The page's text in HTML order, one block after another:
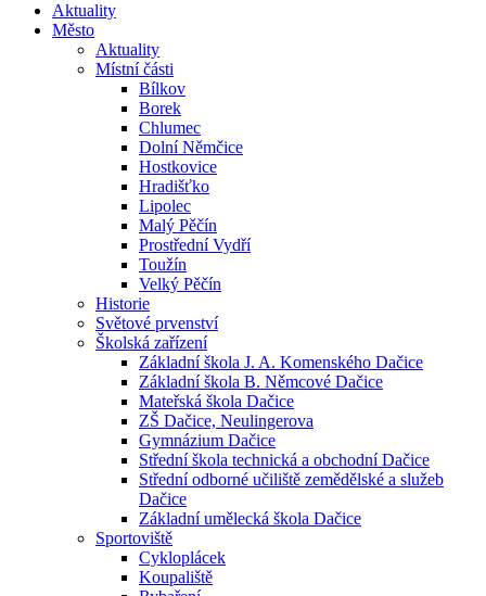
Aktuality
Město
Aktuality
Místní části
Bílkov
Borek
Chlumec
Dolní Němčice
Hostkovice
Hradišťko
Lipolec
Malý Pěčín
Prostřední Vydří
Toužín
Velký Pěčín
Historie
Světové prvenství
Školská zařízení
Základní škola J. A. Komenského Dačice
Základní škola B. Němcové Dačice
Mateřská škola Dačice
ZŠ Dačice, Neulingerova
Gymnázium Dačice
Střední škola technická a obchodní Dačice
Střední odborné učiliště zemědělské a služeb
Dačice
Základní umělecká škola Dačice
Sportoviště
Cykloplácek
Koupaliště